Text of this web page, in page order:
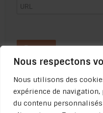
Nous respectons
Nous utilisons des
expérience de
du contenu